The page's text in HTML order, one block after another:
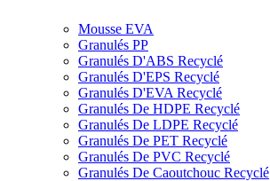
Mousse EVA
Granulés PP
Granulés D'ABS Recyclé
Granulés D'EPS Recyclé
Granulés D'EVA Recyclé
Granulés De HDPE Recyclé
Granulés De LDPE Recyclé
Granulés De PET Recyclé
Granulés De PVC Recyclé
Granulés De Caoutchouc Recyclé